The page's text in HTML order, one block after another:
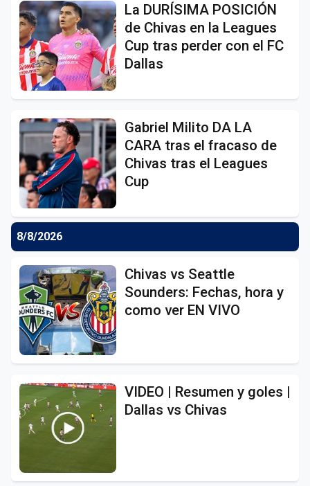
La DURÍSIMA POSICIÓN
de Chivas en la Leagues
Cup tras perder con el FC
Dallas
Gabriel Milito DA LA
CARA tras el fracaso de
Chivas tras el Leagues
Cup
8/8/2026
Chivas vs Seattle
Sounders: Fechas, hora y
como ver EN VIVO
VIDEO | Resumen y goles |
Dallas vs Chivas